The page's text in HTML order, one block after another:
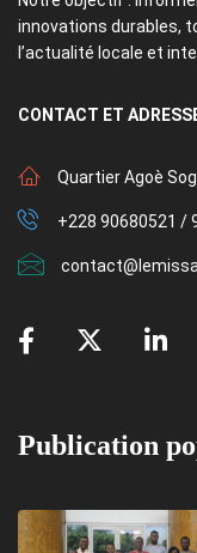
innovations durables,
l’actualité locale et
CONTACT ET
Quartier Agoè
+228 90680521 /
Publication